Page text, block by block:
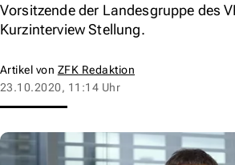
Vorsitzende der Landesgruppe des
Kurzinterview Stellung.
Artikel von ZFK Redaktion
23.10.2020, 11:14 Uhr